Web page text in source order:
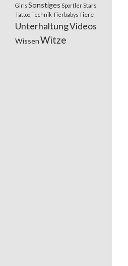
GirlsSonstiges SportlerStars
TattooTechnikTierbabysTiere
UnterhaltungVideos
WissenWitze